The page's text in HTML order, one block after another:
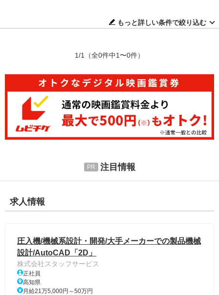
もっと詳しい条件で絞り込む
1/1 （全0件中1〜0件）
注目情報
求人情報
圧入機/機械系設計・開発/大手メーカーでの製品機械
設計/AutoCAD「2D」
株式会社スタッフサービス
正社員
高知県
月給21万5,000円～50万円